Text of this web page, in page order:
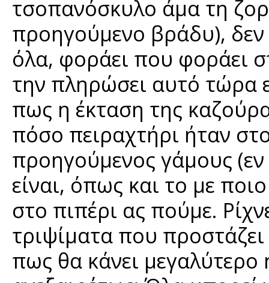
τσοπανόσκυλο άμα τη
προηγούμενο βράδυ),
όλα, φοράει που φοράει
την πληρώσει αυτό τώρα
πως η έκταση της
πόσο πειραχτήρι ήταν
προηγούμενος γάμους (εν
είναι, όπως και το με
στο πιπέρι ας πούμε.
τριψίματα που
πως θα κάνει